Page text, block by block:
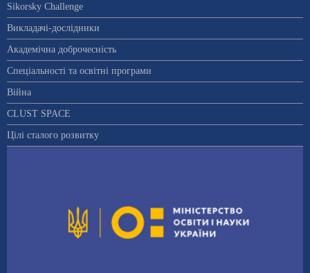
Sikorsky Challenge
Викладачі-дослідники
Академічна доброчесність
Спеціальності та освітні програми
Війна
CLUST SPACE
Цілі сталого розвитку